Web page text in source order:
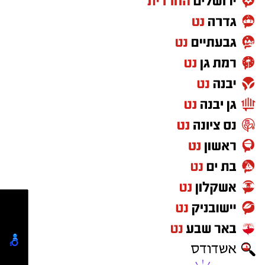
מעוניינים להגיב? לדווח ? צרו איתנו קשר במייל -
ASHDODS@ISNET.CO.IL